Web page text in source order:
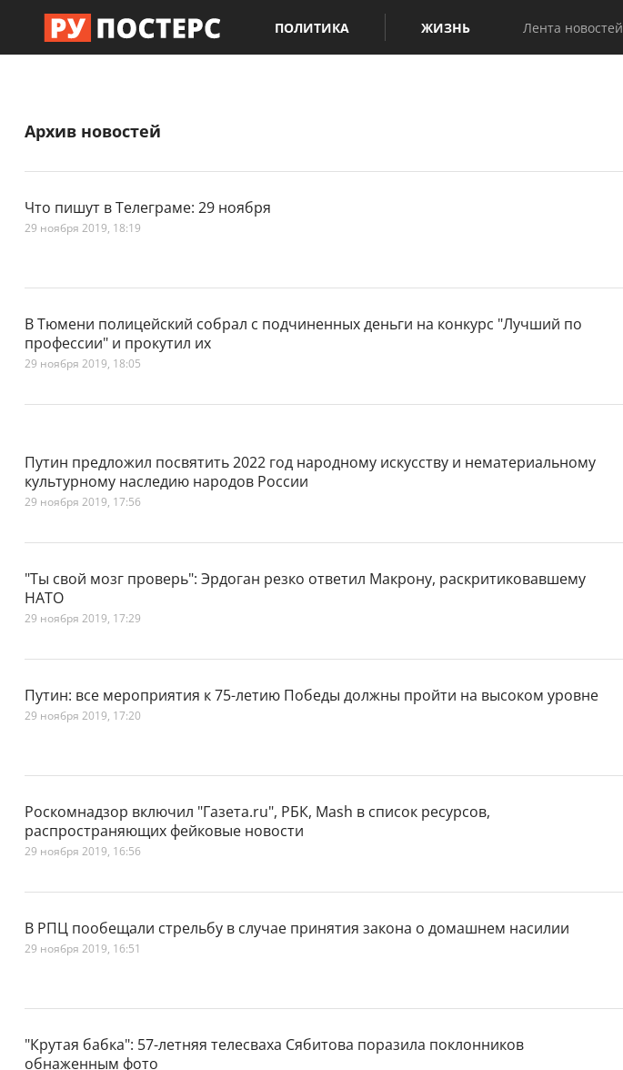
ПОЛИТИКА ЖИЗНЬ Лента новостей
Архив новостей
Что пишут в Телеграме: 29 ноября
29 ноября 2019, 18:19
В Тюмени полицейский собрал с подчиненных деньги на конкурс "Лучший по
профессии" и прокутил их
29 ноября 2019, 18:05
Путин предложил посвятить 2022 год народному искусству и нематериальному
культурному наследию народов России
29 ноября 2019, 17:56
"Ты свой мозг проверь": Эрдоган резко ответил Макрону, раскритиковавшему
НАТО
29 ноября 2019, 17:29
Путин: все мероприятия к 75-летию Победы должны пройти на высоком уровне
29 ноября 2019, 17:20
Роскомнадзор включил "Газета.ru", РБК, Mash в список ресурсов,
распространяющих фейковые новости
29 ноября 2019, 16:56
В РПЦ пообещали стрельбу в случае принятия закона о домашнем насилии
29 ноября 2019, 16:51
"Крутая бабка": 57-летняя телесваха Сябитова поразила поклонников
обнаженным фото